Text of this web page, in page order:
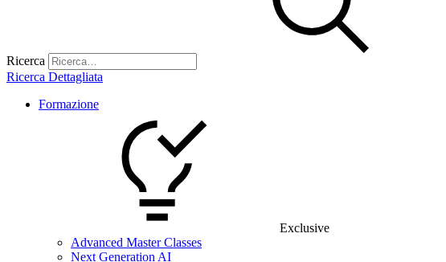
Ricerca
Ricerca Dettagliata
Formazione
Exclusive
Advanced Master Classes
Next Generation AI